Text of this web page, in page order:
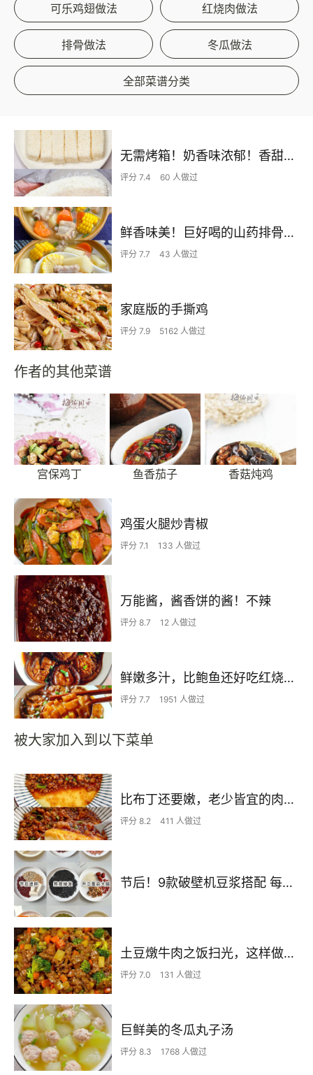
可乐鸡翅做法 红烧肉做法
排骨做法 冬瓜做法
全部菜谱分类
无需烤箱！奶香味浓郁！香甜嫩滑的椰蓉奶糕
评分 7.4 60 人做过
鲜香味美！巨好喝的山药排骨汤！！
评分 7.7 43 人做过
家庭版的手撕鸡
评分 7.9 5162 人做过
作者的其他菜谱
宫保鸡丁 鱼香茄子 香菇炖鸡
鸡蛋火腿炒青椒
评分 7.1 133 人做过
万能酱，酱香饼的酱！不辣
评分 8.7 12 人做过
鲜嫩多汁，比鲍鱼还好吃红烧香菇
评分 7.7 1951 人做过
被大家加入到以下菜单
比布丁还要嫩，老少皆宜的肉沫蒸蛋
评分 8.2 411 人做过
节后！9款破壁机豆浆搭配 每天不重样喝出好状态！
土豆燉牛肉之饭扫光，这样做也太香了吧，还没出锅已是浓香四溢了
评分 7.0 131 人做过
巨鲜美的冬瓜丸子汤
评分 8.3 1768 人做过